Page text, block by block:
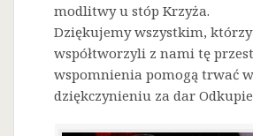
modlitwy u stóp Krzyża.
Dziękujemy wszystkim, którzy
współtworzyli z nami tę
wspomnienia pomogą trwać w
dziękczynieniu za dar